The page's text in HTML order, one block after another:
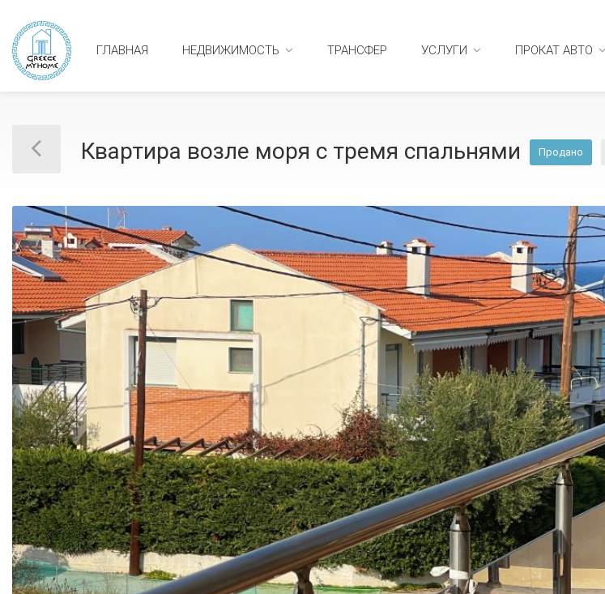
ГЛАВНАЯ НЕДВИЖИМОСТЬ ТРАНСФЕР УСЛУГИ ПРОКАТ АВТО
Квартира возле моря с тремя спальнями Продано